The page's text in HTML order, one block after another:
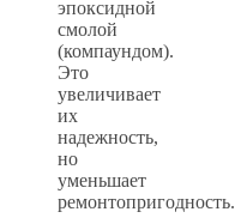
эпоксидной
смолой
(компаундом).
Это
увеличивает
их
надежность,
но
уменьшает
ремонтопригодность.